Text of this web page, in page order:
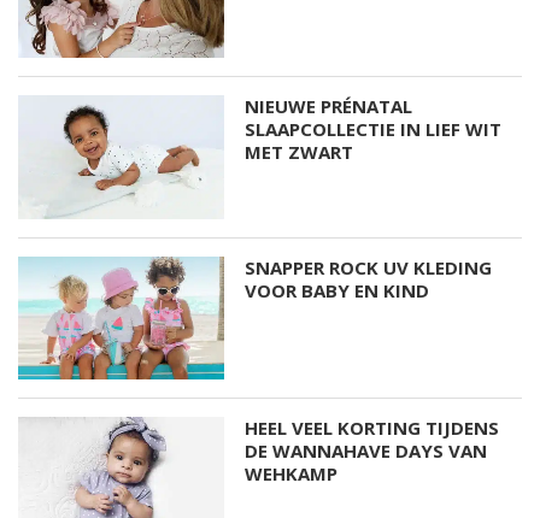
NIEUWE PRÉNATAL
SLAAPCOLLECTIE IN LIEF WIT
MET ZWART
SNAPPER ROCK UV KLEDING
VOOR BABY EN KIND
HEEL VEEL KORTING TIJDENS
DE WANNAHAVE DAYS VAN
WEHKAMP